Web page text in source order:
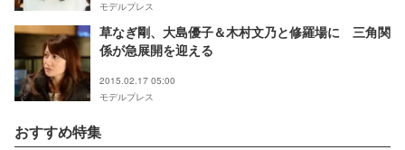
モデルプレス
草なぎ剛、大島優子＆木村文乃と修羅場に 三角関
係が急展開を迎える
2015.02.17 05:00
モデルプレス
おすすめ特集